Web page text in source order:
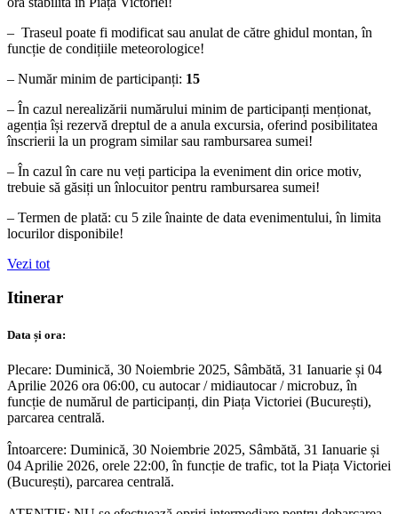
– Traseul poate fi modificat sau anulat de către ghidul montan, în
funcție de condițiile meteorologice!
– Număr minim de participanți: 15
– În cazul nerealizării numărului minim de participanți menționat,
agenția își rezervă dreptul de a anula excursia, oferind posibilitatea
înscrierii la un program similar sau rambursarea sumei!
– În cazul în care nu veți participa la eveniment din orice motiv,
trebuie să găsiți un înlocuitor pentru rambursarea sumei!
– Termen de plată: cu 5 zile înainte de data evenimentului, în limita
locurilor disponibile!
Vezi tot
Itinerar
Data și ora:
Plecare: Duminică, 30 Noiembrie 2025, Sâmbătă, 31 Ianuarie și 04
Aprilie 2026 ora 06:00, cu autocar / midiautocar / microbuz, în
funcție de numărul de participanți, din Piața Victoriei (București),
parcarea centrală.
Întoarcere: Duminică, 30 Noiembrie 2025, Sâmbătă, 31 Ianuarie și
04 Aprilie 2026, orele 22:00, în funcție de trafic, tot la Piața Victoriei
(București), parcarea centrală.